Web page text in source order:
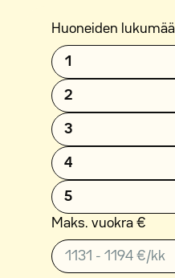
Huoneiden
1
2
3
4
5
Maks. vuokra €